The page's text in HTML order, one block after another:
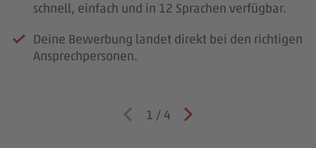
schnell, einfach und in 12 Sprachen verfügbar.
Deine Bewerbung landet direkt bei den richtigen
Ansprechpersonen.
1 / 4